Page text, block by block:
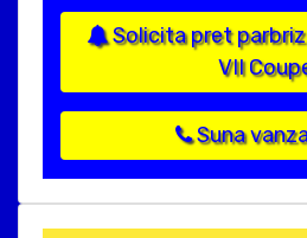
Solicita pret parbriz
VII
Suna